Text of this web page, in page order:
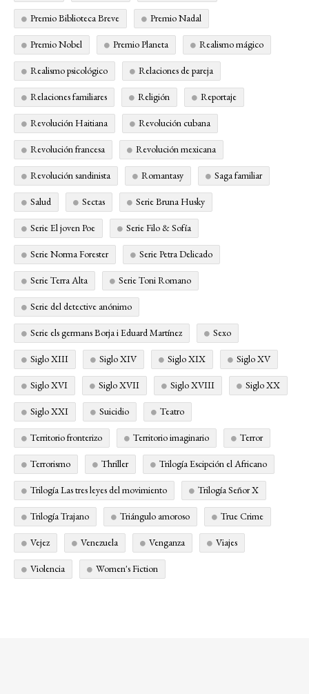
Premio Biblioteca Breve Premio Nadal
Premio Nobel Premio Planeta Realismo mágico
Realismo psicológico Relaciones de pareja
Relaciones familiares Religión Reportaje
Revolución Haitiana Revolución cubana
Revolución francesa Revolución mexicana
Revolución sandinista Romantasy Saga familiar
Salud Sectas Serie Bruna Husky
Serie El joven Poe Serie Filo & Sofía
Serie Norma Forester Serie Petra Delicado
Serie Terra Alta Serie Toni Romano
Serie del detective anónimo
Serie els germans Borja i Eduard Martínez Sexo
Siglo XIII Siglo XIV Siglo XIX Siglo XV
Siglo XVI Siglo XVII Siglo XVIII Siglo XX
Siglo XXI Suicidio Teatro
Territorio fronterizo Territorio imaginario Terror
Terrorismo Thriller Trilogía Escipción el Africano
Trilogía Las tres leyes del movimiento Trilogía Señor X
Trilogía Trajano Triángulo amoroso True Crime
Vejez Venezuela Venganza Viajes
Violencia Women's Fiction